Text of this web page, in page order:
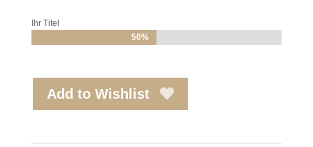
Ihr Titel
50%
50%
Add to Wishlist